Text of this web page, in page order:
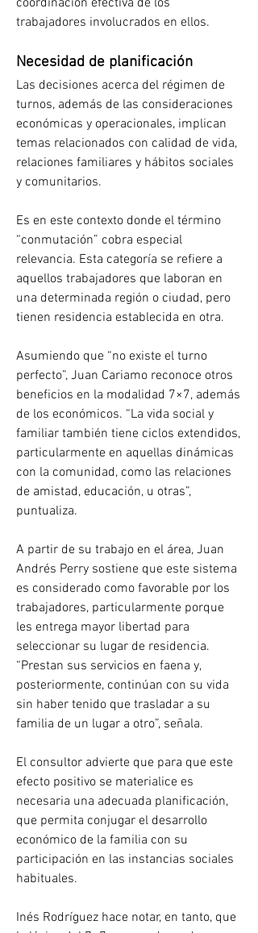
coordinación efectiva de los
trabajadores involucrados en ellos.
Necesidad de planificación
Las decisiones acerca del régimen de
turnos, además de las consideraciones
económicas y operacionales, implican
temas relacionados con calidad de vida,
relaciones familiares y hábitos sociales
y comunitarios.
Es en este contexto donde el término
“conmutación” cobra especial
relevancia. Esta categoría se refiere a
aquellos trabajadores que laboran en
una determinada región o ciudad, pero
tienen residencia establecida en otra.
Asumiendo que “no existe el turno
perfecto”, Juan Cariamo reconoce otros
beneficios en la modalidad 7×7, además
de los económicos. “La vida social y
familiar también tiene ciclos extendidos,
particularmente en aquellas dinámicas
con la comunidad, como las relaciones
de amistad, educación, u otras”,
puntualiza.
A partir de su trabajo en el área, Juan
Andrés Perry sostiene que este sistema
es considerado como favorable por los
trabajadores, particularmente porque
les entrega mayor libertad para
seleccionar su lugar de residencia.
“Prestan sus servicios en faena y,
posteriormente, continúan con su vida
sin haber tenido que trasladar a su
familia de un lugar a otro”, señala.
El consultor advierte que para que este
efecto positivo se materialice es
necesaria una adecuada planificación,
que permita conjugar el desarrollo
económico de la familia con su
participación en las instancias sociales
habituales.
Inés Rodríguez hace notar, en tanto, que